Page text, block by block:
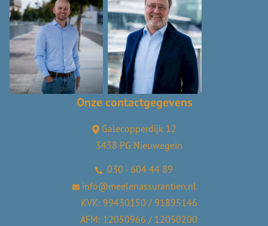
Onze contactgegevens
Galecopperdijk 12
3438 PG Nieuwegein
030 - 604 44 89
info@meelenassurantien.nl
KVK: 99430150 / 91895146
AFM: 12050966 / 12050200